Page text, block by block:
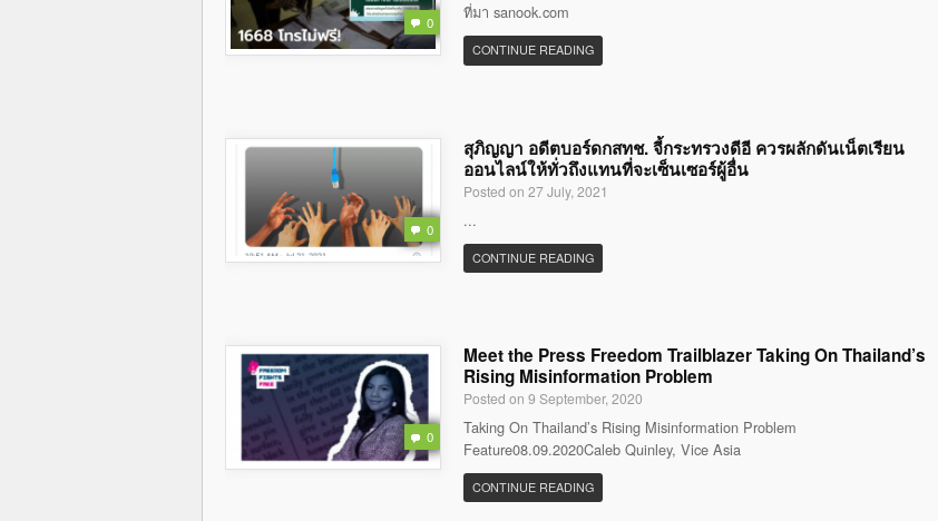
0 ที่มา sanook.com
CONTINUE READING
0
สุภิญญา อดีตบอร์ดกสทช. จี้กระทรวงดีอี ควรผลักดันเน็ตเรียน
ออนไลน์ให้ทั่วถึงแทนที่จะเซ็นเซอร์ผู้อื่น
Posted on 27 July, 2021
...
CONTINUE READING
0
Meet the Press Freedom Trailblazer Taking On Thailand’s
Rising Misinformation Problem
Posted on 9 September, 2020
Taking On Thailand’s Rising Misinformation Problem
Feature08.09.2020Caleb Quinley, Vice Asia
CONTINUE READING